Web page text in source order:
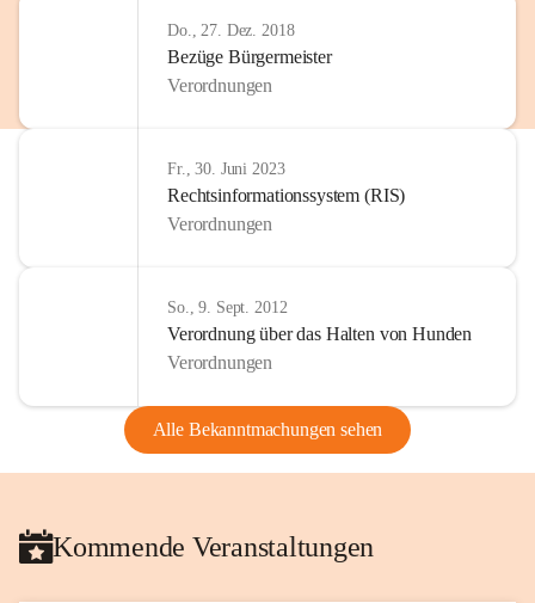
Do., 27. Dez. 2018
Bezüge Bürgermeister
Verordnungen
Fr., 30. Juni 2023
Rechtsinformationssystem (RIS)
Verordnungen
So., 9. Sept. 2012
Verordnung über das Halten von Hunden
Verordnungen
Alle Bekanntmachungen sehen
Kommende Veranstaltungen